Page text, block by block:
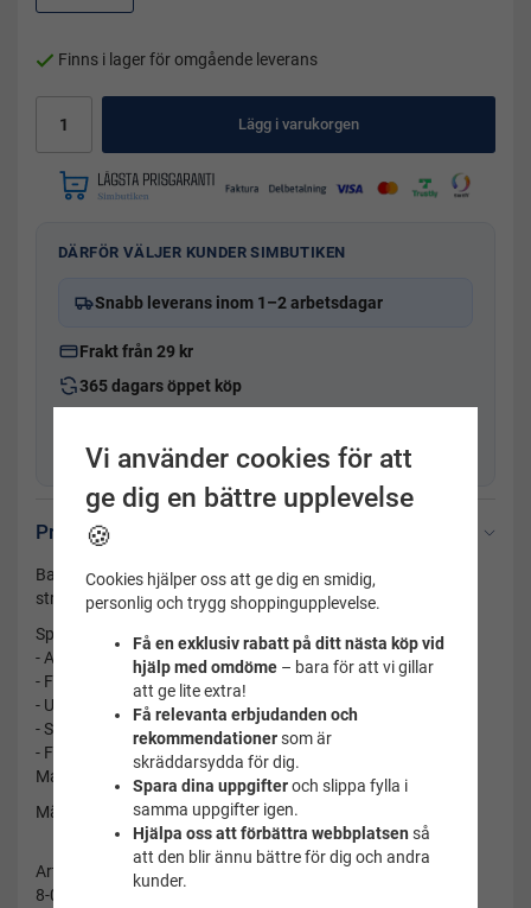
Finns i lager för omgående leverans
Lägg i varukorgen
DÄRFÖR VÄLJER KUNDER SIMBUTIKEN
Snabb leverans inom 1–2 arbetsdagar
Frakt från 29 kr
365 dagars öppet köp
Fysisk butik i Uppsala sedan 2001
Produktbeskrivning
Badbyxor herr från Speedo som passar både poolen och
stranden. Tillverkad i en extra mjuk, tjock lycra.
Specifikationer
- Aquashort (boxer)
- Fodrad framtill
- Utanpåliggande snörning i midjan
- Snyggt mönster
- Färg: Svart/blå
Material: 80% Nylon 20% Elastan
Märke: SPEEDO
Artikelnummer:
8-05658C637-2
Vi använder cookies för att
ge dig en bättre upplevelse
🍪
Cookies hjälper oss att ge dig en smidig,
personlig och trygg shoppingupplevelse.
Få en exklusiv rabatt på ditt nästa köp vid
hjälp med omdöme– bara för att vi gillar
att ge lite extra!
Få relevanta erbjudanden och
rekommendationersom är
skräddarsydda för dig.
Spara dina uppgifteroch slippa fylla i
samma uppgifter igen.
Hjälpa oss att förbättra webbplatsen så
att den blir ännu bättre för dig och andra
kunder.